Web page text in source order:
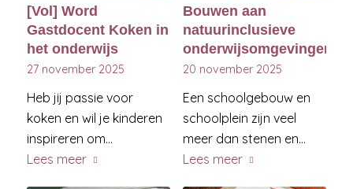
[Vol] Word
Gastdocent Koken in
het onderwijs
27 november 2025
Heb jij passie voor
koken en wil je kinderen
inspireren om…
Lees meer
Bouwen aan
natuurinclusieve
onderwijsomgevingen
20 november 2025
Een schoolgebouw en
schoolplein zijn veel
meer dan stenen en…
Lees meer